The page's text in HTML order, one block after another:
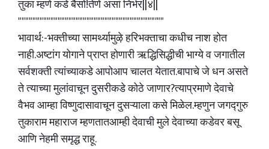
तुका म्हणे कडे बैसो!तेणें असां निर्भर||४||
""""""""""""""""""""""""""""""""""""""'""
भावार्थ:-भक्तीच्या सामर्थ्यामुऴे हरिभक्ताचा कधीच नाश होत
नाही.अष्टांग योगाने प्राप्त होणारी ऋद्धिसिद्धीची भाग्ये व जगातील
सर्वशक्ती त्यांच्याकडे आपोआप चालत येतात.बापाचे जे धन असते
ते त्याच्या मुलांवाचून दुसरीकडे कोठे जाणार?त्याप्रमाणे देवाचे
वैभव आम्हा विष्णुदासावाचून दुसऱ्याला कसे मिळेल.म्हणुन जगद्गुरु
तुकाराम महाराज म्हणतातआम्ही देवाची मुले देवाच्या कडेवर बसू
आणि नेहमी समृद्ध राहू.